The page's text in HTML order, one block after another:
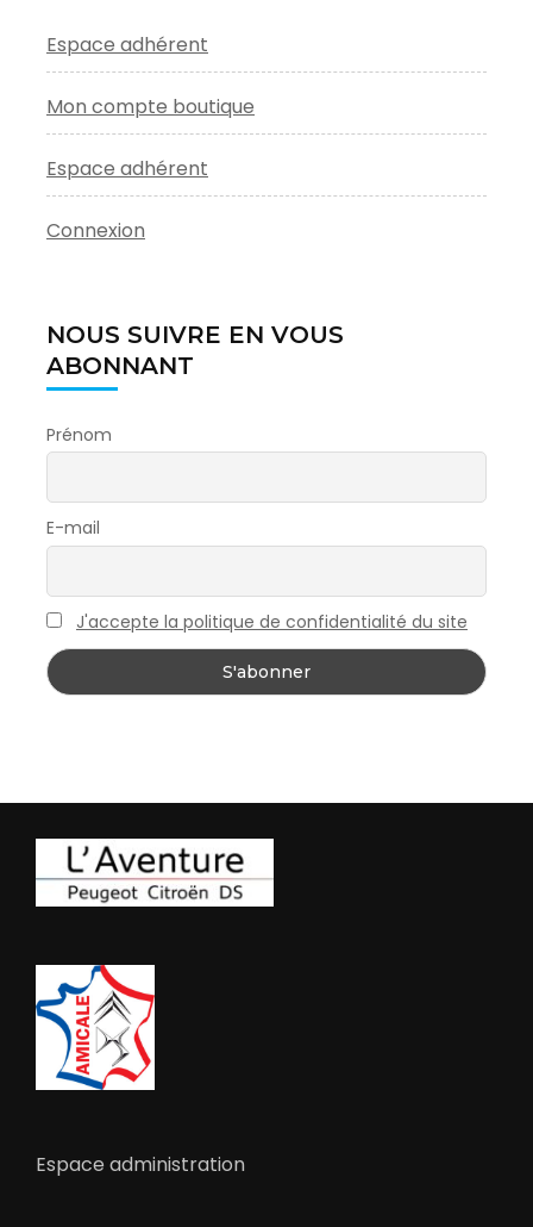
Espace adhérent
Mon compte boutique
Espace adhérent
Connexion
NOUS SUIVRE EN VOUS
ABONNANT
Prénom
E-mail
J'accepte la politique de confidentialité du site
Espace administration